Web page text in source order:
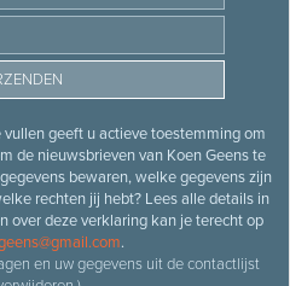
geeft u actieve toestemming om
de nieuwsbrieven van Koen Geens te
bewaren, welke gegevens zijn
rechten jij hebt? Lees alle details in
over deze verklaring kan je terecht op
.
en uw gegevens uit de contactlijst